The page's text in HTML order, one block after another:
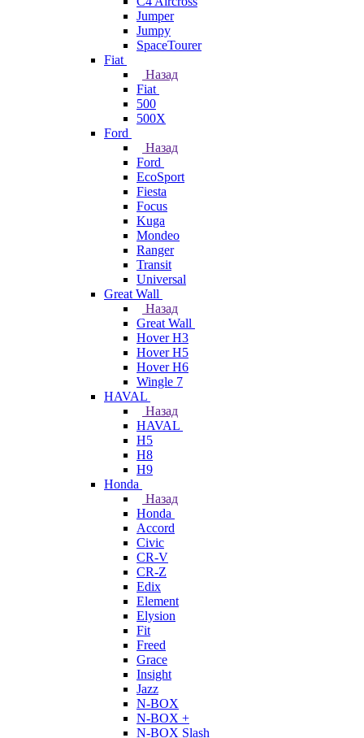
Jumper
Jumpy
SpaceTourer
Fiat
Назад
Fiat
500
500X
Ford
Назад
Ford
EcoSport
Fiesta
Focus
Kuga
Mondeo
Ranger
Transit
Universal
Great Wall
Назад
Great Wall
Hover H3
Hover H5
Hover H6
Wingle 7
HAVAL
Назад
HAVAL
H5
H8
H9
Honda
Назад
Honda
Accord
Civic
CR-V
CR-Z
Edix
Element
Elysion
Fit
Freed
Grace
Insight
Jazz
N-BOX
N-BOX +
N-BOX Slash